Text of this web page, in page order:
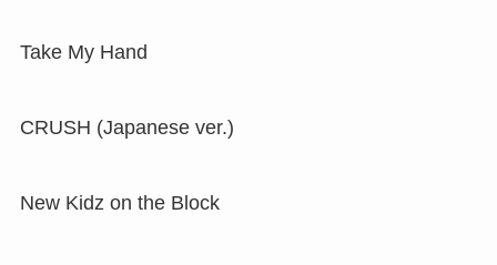
Take My Hand
CRUSH (Japanese ver.)
New Kidz on the Block